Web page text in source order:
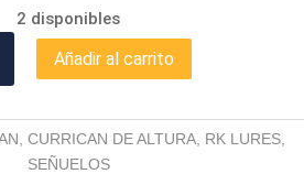
2 disponibles
Añadir al carrito
CURRICAN DE ALTURA, RK LURES,
SEÑUELOS